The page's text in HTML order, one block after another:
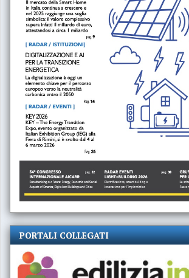
PORTALI COLLEGATI